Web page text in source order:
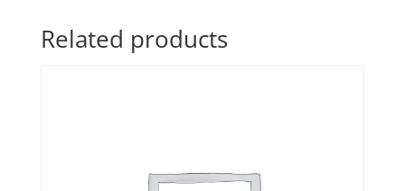
Related products